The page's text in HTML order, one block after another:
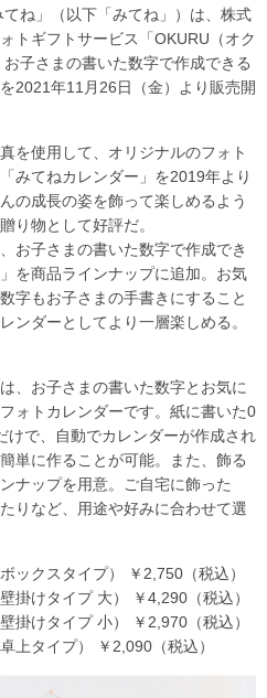
ね」（以下「みてね」）は、株式
トギフトサービス「OKURU（オク
子さまの書いた数字で作成できる
2021年11月26日（金）より販売開
を使用して、オリジナルのフォト
みてねカレンダー」を2019年より
の成長の姿を飾って楽しめるよう
り物として好評だ。
お子さまの書いた数字で作成でき
を商品ラインナップに追加。お気
字もお子さまの手書きにすること
ンダーとしてより一層楽しめる。
、お子さまの書いた数字とお気に
ォトカレンダーです。紙に書いた0
けで、自動でカレンダーが作成され
単に作ることが可能。また、飾る
ナップを用意。ご自宅に飾った
りなど、用途や好みに合わせて選
ックスタイプ） ￥2,750（税込）
掛けタイプ 大） ￥4,290（税込）
掛けタイプ 小） ￥2,970（税込）
上タイプ） ￥2,090（税込）